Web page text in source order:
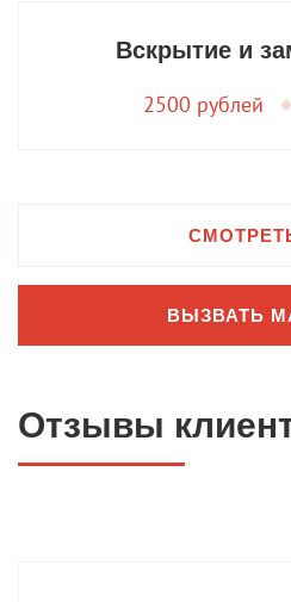
Вскрытие и
2500 рублей
ВЫЗВАТЬ
Отзывы